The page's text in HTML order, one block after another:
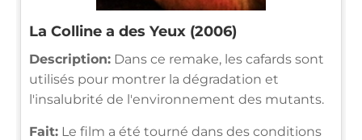
La Colline a des Yeux (2006)
Description: Dans ce remake, les cafards sont
utilisés pour montrer la dégradation et
l'insalubrité de l'environnement des mutants.
Fait: Le film a été tourné dans des conditions